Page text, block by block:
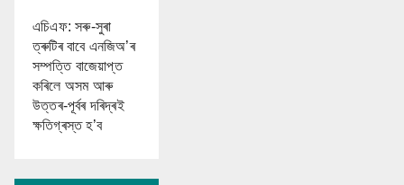
এচিএফ: সৰু-সুৰা
ত্ৰুটিৰ বাবে এনজিঅ’ৰ
সম্পত্তি বাজেয়াপ্ত
কৰিলে অসম আৰু
উত্তৰ-পূৰ্বৰ দৰিদ্ৰই
ক্ষতিগ্ৰস্ত হ’ব